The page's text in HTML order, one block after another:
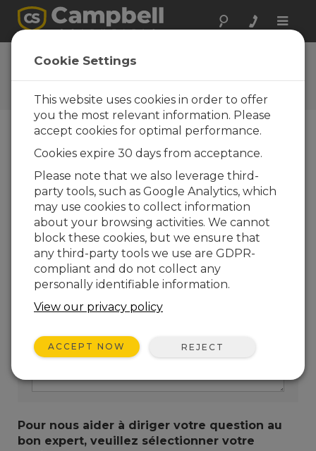
Toggle
Questions
Posez vos questions à
Campbell Scientific France
de nos experts vous contactera. * = champ
obligatoire.
Veuillez sélectionner le type de question
:
Achat
Support technique
Tapez votre question ici :
Pour nous aider à diriger votre question au
bon expert, veuillez sélectionner votre
Cookie Settings
This website uses cookies in order to offer
you the most relevant information. Please
accept cookies for optimal performance.
Cookies expire 30 days from acceptance.
Please note that we also leverage third-
party tools, such as Google Analytics, which
may use cookies to collect information
about your browsing activities. We cannot
block these cookies, but we ensure that
any third-party tools we use are GDPR-
compliant and do not collect any
personally identifiable information.
View our privacy policy
ACCEPT NOW REJECT